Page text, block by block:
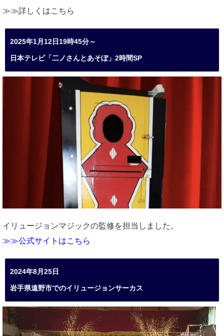
≫≫詳しくはこちら
2025年1月12日19時45分～
日本テレビ「二ノさんとあそぼ」2時間SP
イリュージョンマジックの監修を担当しました。
≫≫公式サイトはこちら
2024年8月25日
岩手県遠野市でのイリュージョンサーカス